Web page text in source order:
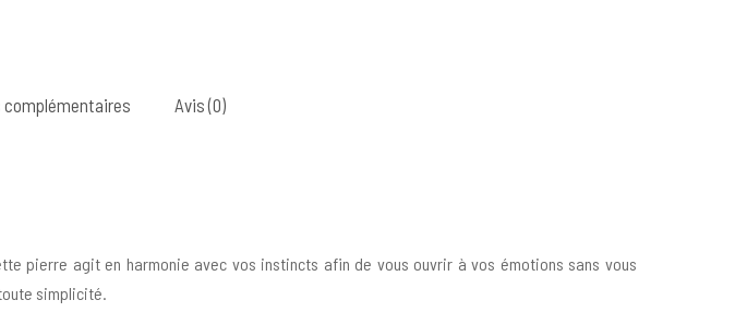
Avis (0)
pierre agit en harmonie avec vos instincts afin de vous ouvrir à vos émotions sans vous
simplicité.